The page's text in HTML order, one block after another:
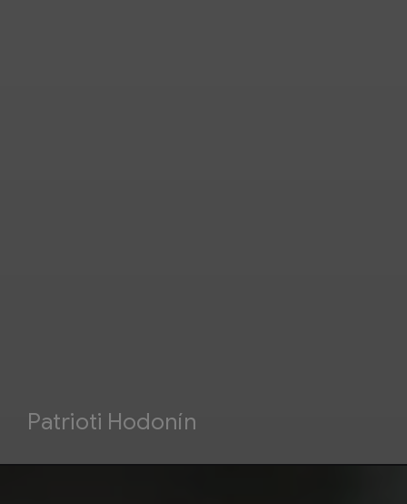
Patrioti Hodonín